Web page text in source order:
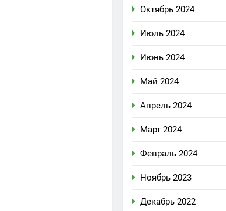
Октябрь 2024
Июль 2024
Июнь 2024
Май 2024
Апрель 2024
Март 2024
Февраль 2024
Ноябрь 2023
Декабрь 2022